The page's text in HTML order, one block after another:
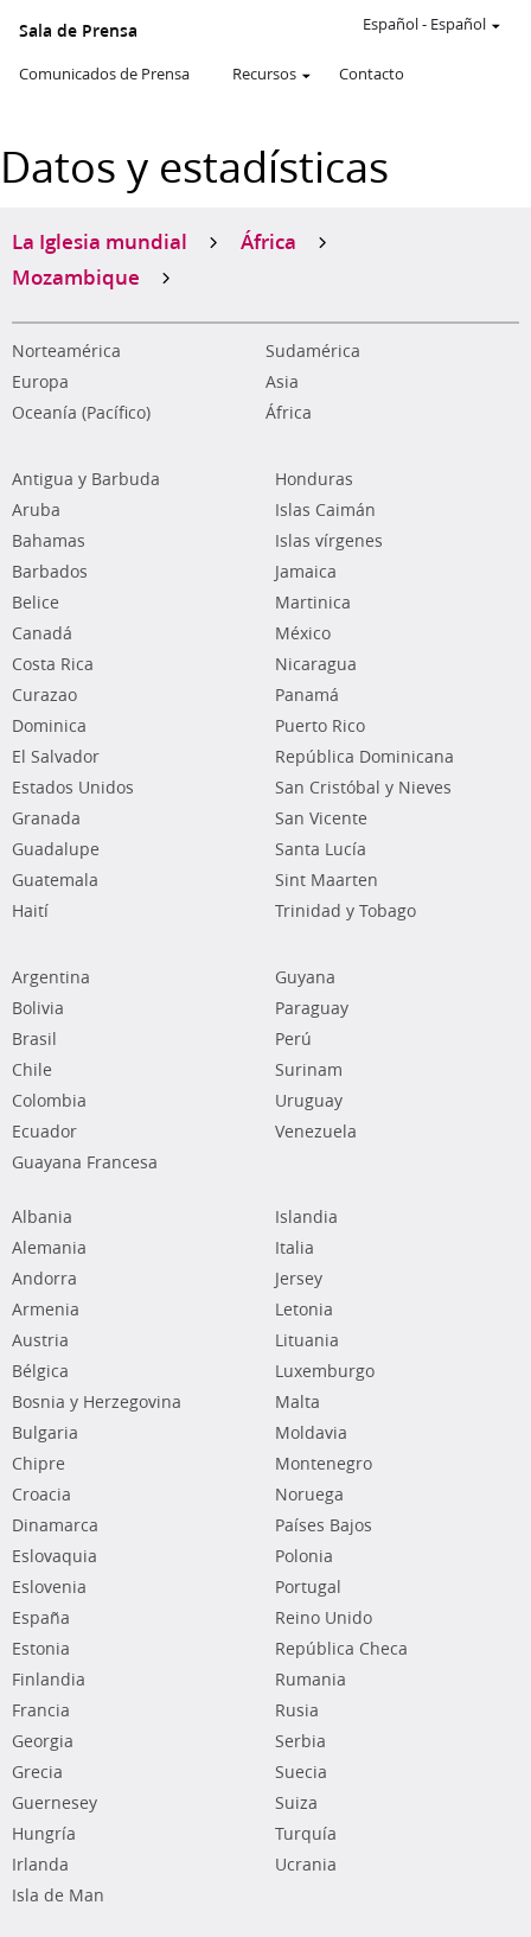
Sala de Prensa
Comunicados de Prensa Recursos Contacto
Español- Español
Datos y estadísticas
La Iglesia mundial
África
Mozambique
Norteamérica
Sudamérica
Europa
Asia
Oceanía (Pacífico)
África
Antigua y Barbuda
Aruba
Bahamas
Barbados
Belice
Canadá
Costa Rica
Curazao
Dominica
El Salvador
Estados Unidos
Granada
Guadalupe
Guatemala
Haití
Honduras
Islas Caimán
Islas vírgenes
Jamaica
Martinica
México
Nicaragua
Panamá
Puerto Rico
República Dominicana
San Cristóbal y Nieves
San Vicente
Santa Lucía
Sint Maarten
Trinidad y Tobago
Argentina
Bolivia
Brasil
Chile
Colombia
Ecuador
Guayana Francesa
Guyana
Paraguay
Perú
Surinam
Uruguay
Venezuela
Albania
Alemania
Andorra
Armenia
Austria
Bélgica
Bosnia y Herzegovina
Bulgaria
Chipre
Croacia
Dinamarca
Eslovaquia
Eslovenia
España
Estonia
Finlandia
Francia
Georgia
Grecia
Guernesey
Hungría
Irlanda
Isla de Man
Islandia
Italia
Jersey
Letonia
Lituania
Luxemburgo
Malta
Moldavia
Montenegro
Noruega
Países Bajos
Polonia
Portugal
Reino Unido
República Checa
Rumania
Rusia
Serbia
Suecia
Suiza
Turquía
Ucrania